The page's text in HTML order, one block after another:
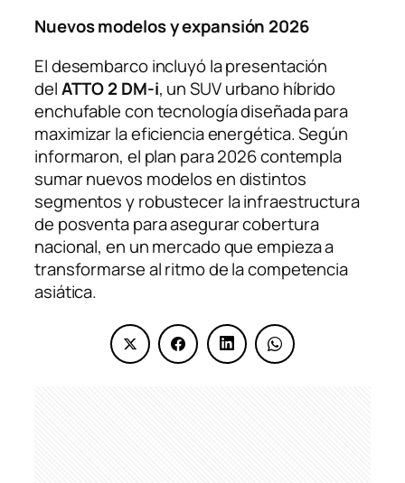
Nuevos modelos y expansión 2026
El desembarco incluyó la presentación
delATTO 2 DM-i, un SUV urbano híbrido
enchufable con tecnología diseñada para
maximizar la eficiencia energética. Según
informaron, el plan para 2026 contempla
sumar nuevos modelos en distintos
segmentos y robustecer la infraestructura
de posventa para asegurar cobertura
nacional, en un mercado que empieza a
transformarse al ritmo de la competencia
asiática.